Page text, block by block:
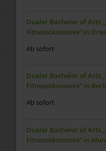
Dualer Bachelor of Arts
Fitnessökonomie“ in
Ab sofort
Dualer Bachelor of Arts
Fitnessökonomie“ in
Ab sofort
Dualer Bachelor of Arts
Fitnessökonomie“ in